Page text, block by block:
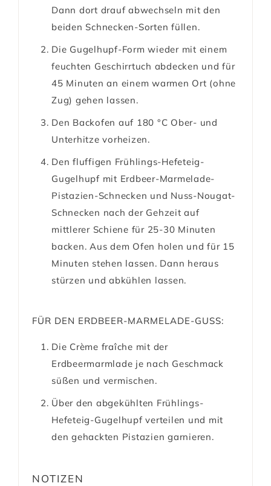
Dann dort drauf abwechseln mit den
beiden Schnecken-Sorten füllen.
Die Gugelhupf-Form wieder mit einem
feuchten Geschirrtuch abdecken und für
45 Minuten an einem warmen Ort (ohne
Zug) gehen lassen.
Den Backofen auf 180 °C Ober- und
Unterhitze vorheizen.
Den fluffigen Frühlings-Hefeteig-
Gugelhupf mit Erdbeer-Marmelade-
Pistazien-Schnecken und Nuss-Nougat-
Schnecken nach der Gehzeit auf
mittlerer Schiene für 25-30 Minuten
backen. Aus dem Ofen holen und für 15
Minuten stehen lassen. Dann heraus
stürzen und abkühlen lassen.
FÜR DEN ERDBEER-MARMELADE-GUSS:
Die Crème fraîche mit der
Erdbeermarmlade je nach Geschmack
süßen und vermischen.
Über den abgekühlten Frühlings-
Hefeteig-Gugelhupf verteilen und mit
den gehackten Pistazien garnieren.
NOTIZEN